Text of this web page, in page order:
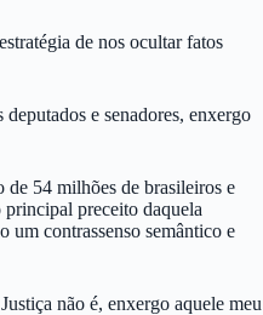
de nos ocultar fatos
e senadores, enxergo
54 milhões de brasileiros e
preceito daquela
um contrassenso semântico e
não é, enxergo aquele meu